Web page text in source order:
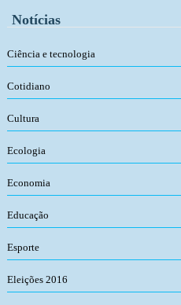
Notícias
Ciência e tecnologia
Cotidiano
Cultura
Ecologia
Economia
Educação
Esporte
Eleições 2016